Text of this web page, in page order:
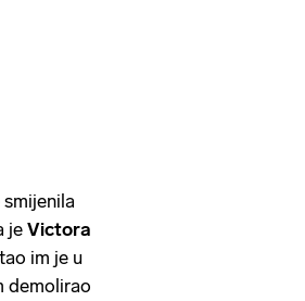
je Victora
im je u
demolirao